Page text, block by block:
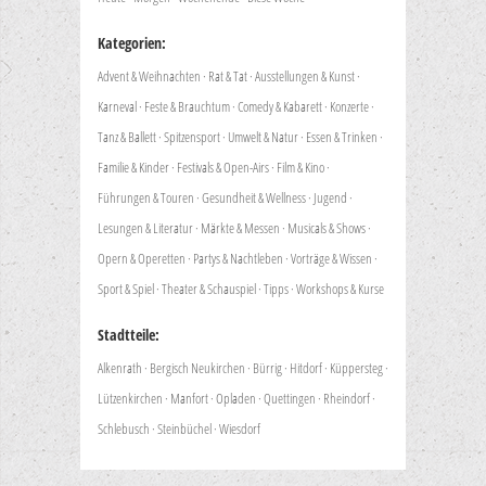
Kategorien:
Advent & Weihnachten · Rat & Tat·Ausstellungen & Kunst·
Karneval· Feste & Brauchtum·Comedy & Kabarett· Konzerte·
Tanz & Ballett·Spitzensport· Umwelt & Natur· Essen & Trinken ·
Familie & Kinder· Festivals & Open-Airs· Film & Kino·
Führungen & Touren ·Gesundheit & Wellness· Jugend ·
Lesungen & Literatur· Märkte & Messen · Musicals & Shows·
Opern & Operetten · Partys & Nachtleben ·Vorträge & Wissen ·
Sport & Spiel·Theater & Schauspiel·Tipps·Workshops & Kurse
Stadtteile:
Alkenrath · Bergisch Neukirchen · Bürrig· Hitdorf· Küppersteg·
Lützenkirchen · Manfort·Opladen ·Quettingen · Rheindorf·
Schlebusch ·Steinbüchel·Wiesdorf